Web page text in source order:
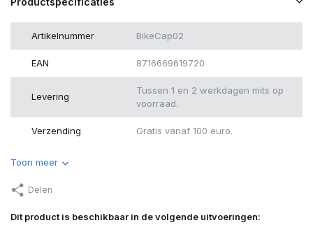
Artikelnummer BikeCap02
EAN 8716669619720
Levering
Tussen 1 en 2 werkdagen mits op
voorraad.
Verzending Gratis vanaf 100 euro.
Toon meer
Delen
Dit product is beschikbaar in de volgende uitvoeringen: